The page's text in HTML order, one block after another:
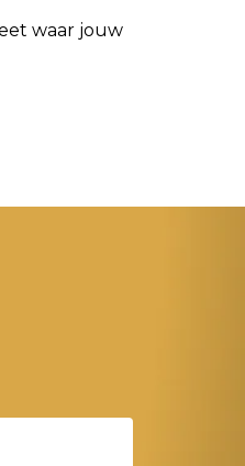
waar jouw